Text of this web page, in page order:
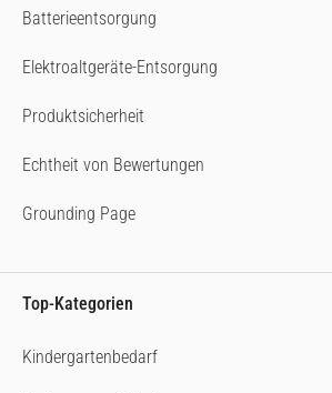
Batterieentsorgung
Elektroaltgeräte-Entsorgung
Produktsicherheit
Echtheit von Bewertungen
Grounding Page
Top-Kategorien
Kindergartenbedarf